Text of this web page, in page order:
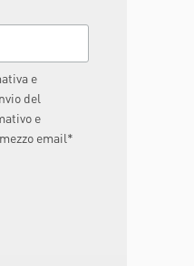
e
del
e
email*